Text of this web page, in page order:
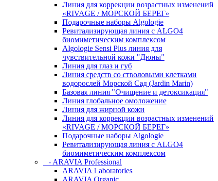
Линия для коррекции возрастных изменений
«RIVAGE / МОРСКОЙ БЕРЕГ»
Подарочные наборы Algologie
Ревитализирующая линия с ALGO4
биомиметическим комплексом
Algologie Sensi Plus линия для
чувcтвительной кожи "Дюны"
Линия для глаз и губ
Линия средств со стволовыми клетками
водорослей Морской Сад (Jardin Marin)
Базовая линия "Очищение и детоксикация"
Линия глобальное омоложение
Линия для жирной кожи
Линия для коррекции возрастных изменений
«RIVAGE / МОРСКОЙ БЕРЕГ»
Подарочные наборы Algologie
Ревитализирующая линия с ALGO4
биомиметическим комплексом
- ARAVIA Professional
ARAVIA Laboratories
ARAVIA Organic